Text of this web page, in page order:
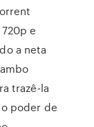
e
a neta
trazê-la
poder de